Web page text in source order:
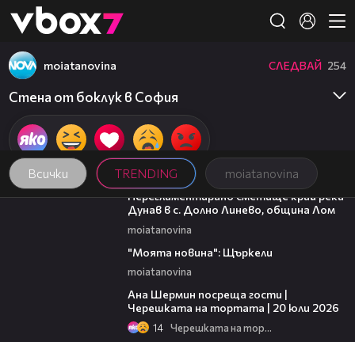
👾
Всички TRENDING moiatanovina
moiatanovina СЛЕДВАЙ 254
Стена от боклук в София
01:43
Нерегламентирано сметище край река
Дунав в с. Долно Линево, община Лом
moiatanovina
"Моята новина": Щъркели
moiatanovina
Ана Шермин посреща гости |
Черешката на тортата | 20 юли 2026
14 Черешката на тортата